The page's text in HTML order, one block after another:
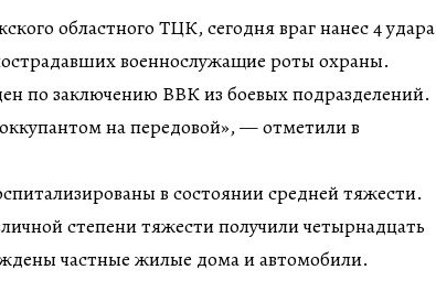
областного ТЦК, сегодня враг нанес 4 удара
военнослужащие роты охраны.
по заключению ВВК из боевых подразделений.
на передовой», — отметили в
в состоянии средней тяжести.
степени тяжести получили четырнадцать
частные жилые дома и автомобили.